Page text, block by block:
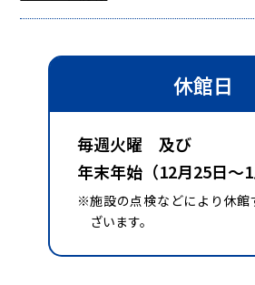
休館日
毎週火曜 及び
年末年始（12月25日～1
※施設の点検などにより休館
ざいます。